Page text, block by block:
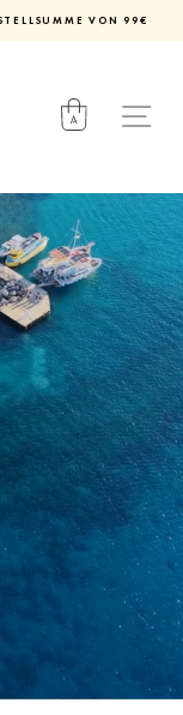
VON 99€